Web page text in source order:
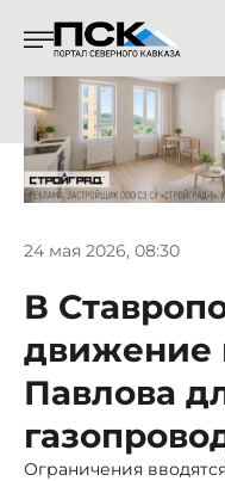
24 мая 2026, 08:30
В
движение
Павлова
Ограничения